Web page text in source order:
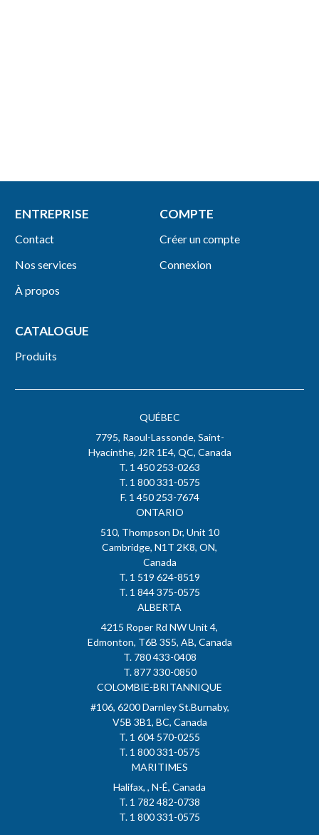
QUÉBEC
7795, Raoul-Lassonde, Saint-
Hyacinthe, J2R 1E4, QC, Canada
T. 1 450 253-0263
T. 1 800 331-0575
F. 1 450 253-7674
ONTARIO
510, Thompson Dr, Unit 10
Cambridge, N1T 2K8, ON,
Canada
T. 1 519 624-8519
T. 1 844 375-0575
ALBERTA
4215 Roper Rd NW Unit 4,
Edmonton, T6B 3S5, AB, Canada
T. 780 433-0408
T. 877 330-0850
COLOMBIE-BRITANNIQUE
#106, 6200 Darnley St.Burnaby,
V5B 3B1, BC, Canada
T. 1 604 570-0255
T. 1 800 331-0575
MARITIMES
Halifax, , N-É, Canada
T. 1 782 482-0738
T. 1 800 331-0575
ENTREPRISE
Contact
Nos services
À propos
COMPTE
Créer un compte
Connexion
CATALOGUE
Produits